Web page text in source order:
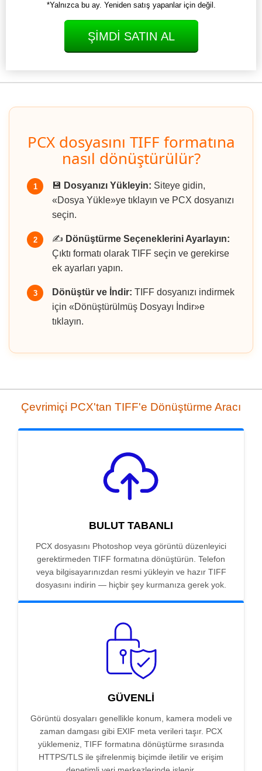
*Yalnızca bu ay. Yeniden satış yapanlar için değil.
ŞIMDI SATIN AL
PCX dosyasını TIFF formatına
nasıl dönüştürülür?
1 💾 Dosyanızı Yükleyin: Siteye gidin,
«Dosya Yükle»ye tıklayın ve PCX dosyanızı
seçin.
2 ✍️ Dönüştürme Seçeneklerini Ayarlayın:
Çıktı formatı olarak TIFF seçin ve gerekirse
ek ayarları yapın.
3 Dönüştür ve İndir: TIFF dosyanızı indirmek
için «Dönüştürülmüş Dosyayı İndir»e
tıklayın.
Çevrimiçi PCX'tan TIFF'e Dönüştürme Aracı
BULUT TABANLI
PCX dosyasını Photoshop veya görüntü düzenleyici
gerektirmeden TIFF formatına dönüştürün. Telefon
veya bilgisayarınızdan resmi yükleyin ve hazır TIFF
dosyasını indirin — hiçbir şey kurmanıza gerek yok.
GÜVENLI
Görüntü dosyaları genellikle konum, kamera modeli ve
zaman damgası gibi EXIF meta verileri taşır. PCX
yüklemeniz, TIFF formatına dönüştürme sırasında
HTTPS/TLS ile şifrelenmiş biçimde iletilir ve erişim